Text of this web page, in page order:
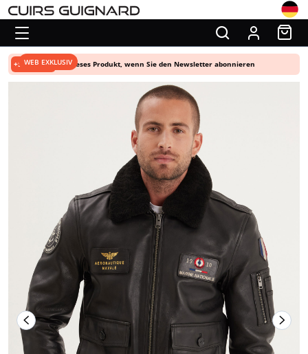
+5% Rabatt auf dieses Produkt, wenn Sie den Newsletter abonnieren
WEB EXKLUSIV